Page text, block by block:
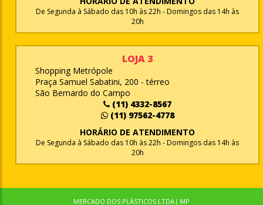
De Segunda à Sábado das 10h às 22h - Domingos das 14h às
20h
LOJA 3
Shopping Metrópole
Praça Samuel Sabatini, 200 - térreo
São Bernardo do Campo
(11) 4332-8567
(11) 97562-4778
HORÁRIO DE ATENDIMENTO
De Segunda à Sábado das 10h às 22h - Domingos das 14h às
20h
MERCADO DOS PLÁSTICOS LTDA ( MP